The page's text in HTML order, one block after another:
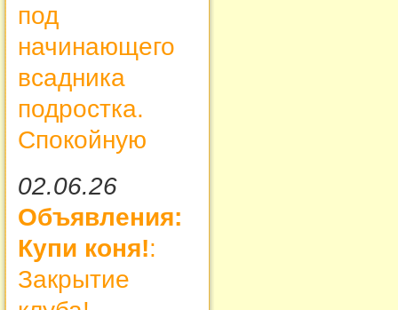
под
начинающего
всадника
подростка.
Спокойную
02.06.26
Объявления:
Купи коня!:
Закрытие